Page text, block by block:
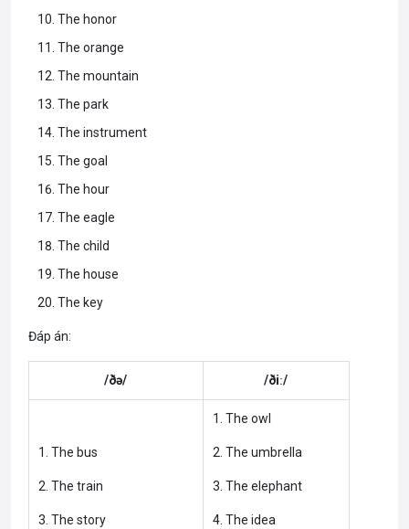
The honor
The orange
The mountain
The park
The instrument
The goal
The hour
The eagle
The child
The house
The key
Đáp án:
/ðə/ /ðiː/
1. The bus
2. The train
3. The story
1. The owl
2. The umbrella
3. The elephant
4. The idea